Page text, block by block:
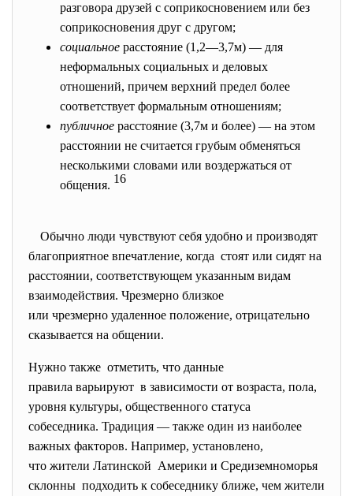
разговора друзей с соприкосновением или без
соприкосновения друг с другом;
социальное расстояние (1,2—3,7м) — для
неформальных социальных и деловых
отношений, причем верхний предел более
соответствует формальным отношениям;
публичное расстояние (3,7м и более) — на этом
расстоянии не считается грубым обменяться
несколькими словами или воздержаться от
общения. 16
Обычно люди чувствуют себя удобно и производят
благоприятное впечатление, когда стоят или сидят на
расстоянии, соответствующем указанным видам
взаимодействия. Чрезмерно близкое
или чрезмерно удаленное положение, отрицательно
сказывается на общении.
Нужно также отметить, что данные
правила варьируют в зависимости от возраста, пола,
уровня культуры, общественного статуса
собеседника. Традиция — также один из наиболее
важных факторов. Например, установлено,
что жители Латинской Америки и Средиземноморья
склонны подходить к собеседнику ближе, чем жители